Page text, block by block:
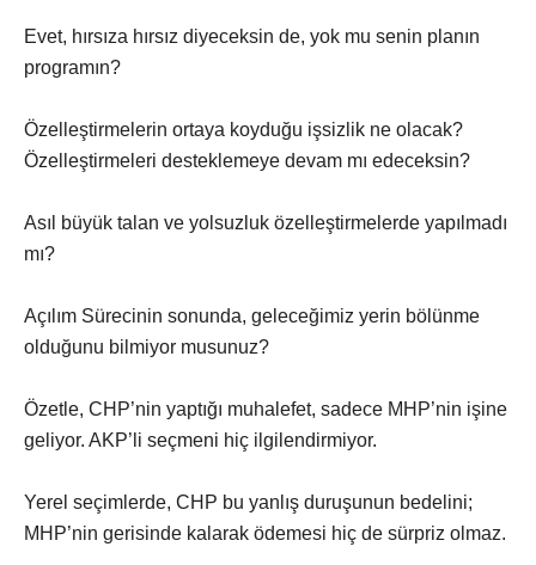
Evet, hırsıza hırsız diyeceksin de, yok mu senin planın
programın?
Özelleştirmelerin ortaya koyduğu işsizlik ne olacak?
Özelleştirmeleri desteklemeye devam mı edeceksin?
Asıl büyük talan ve yolsuzluk özelleştirmelerde yapılmadı
mı?
Açılım Sürecinin sonunda, geleceğimiz yerin bölünme
olduğunu bilmiyor musunuz?
Özetle, CHP’nin yaptığı muhalefet, sadece MHP’nin işine
geliyor. AKP’li seçmeni hiç ilgilendirmiyor.
Yerel seçimlerde, CHP bu yanlış duruşunun bedelini;
MHP’nin gerisinde kalarak ödemesi hiç de sürpriz olmaz.